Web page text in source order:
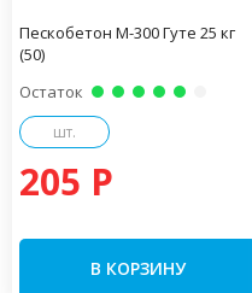
Пескобетон М-300 Гуте 25 кг
(50)
Остаток
шт.
205 P
В КОРЗИНУ